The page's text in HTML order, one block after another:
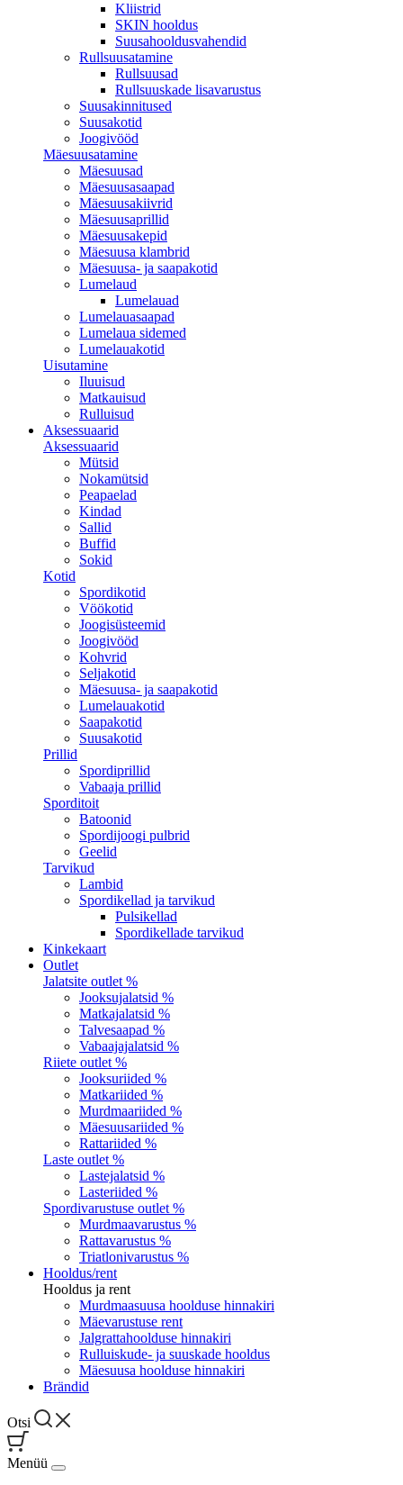
Kliistrid
SKIN hooldus
Suusahooldusvahendid
Rullsuusatamine
Rullsuusad
Rullsuuskade lisavarustus
Suusakinnitused
Suusakotid
Joogivööd
Mäesuusatamine
Mäesuusad
Mäesuusasaapad
Mäesuusakiivrid
Mäesuusaprillid
Mäesuusakepid
Mäesuusa klambrid
Mäesuusa- ja saapakotid
Lumelaud
Lumelauad
Lumelauasaapad
Lumelaua sidemed
Lumelauakotid
Uisutamine
Iluuisud
Matkauisud
Rulluisud
Aksessuaarid
Aksessuaarid
Mütsid
Nokamütsid
Peapaelad
Kindad
Sallid
Buffid
Sokid
Kotid
Spordikotid
Vöökotid
Joogisüsteemid
Joogivööd
Kohvrid
Seljakotid
Mäesuusa- ja saapakotid
Lumelauakotid
Saapakotid
Suusakotid
Prillid
Spordiprillid
Vabaaja prillid
Sporditoit
Batoonid
Spordijoogi pulbrid
Geelid
Tarvikud
Lambid
Spordikellad ja tarvikud
Pulsikellad
Spordikellade tarvikud
Kinkekaart
Outlet
Jalatsite outlet %
Jooksujalatsid %
Matkajalatsid %
Talvesaapad %
Vabaajajalatsid %
Riiete outlet %
Jooksuriided %
Matkariided %
Murdmaariided %
Mäesuusariided %
Rattariided %
Laste outlet %
Lastejalatsid %
Lasteriided %
Spordivarustuse outlet %
Murdmaavarustus %
Rattavarustus %
Triatlonivarustus %
Hooldus/rent
Hooldus ja rent
Murdmaasuusa hoolduse hinnakiri
Mäevarustuse rent
Jalgrattahoolduse hinnakiri
Rulluiskude- ja suuskade hooldus
Mäesuusa hoolduse hinnakiri
Brändid
Otsi
Menüü